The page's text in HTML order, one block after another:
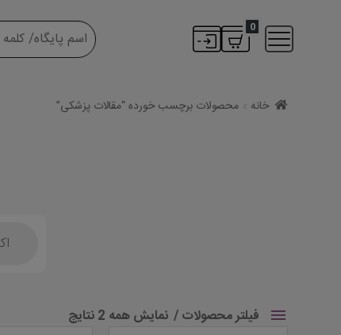
0
خانه محصولات برچسب خورده “مقالات پزشکی”
search
فیلتر محصولات نمایش همه 2 نتایج